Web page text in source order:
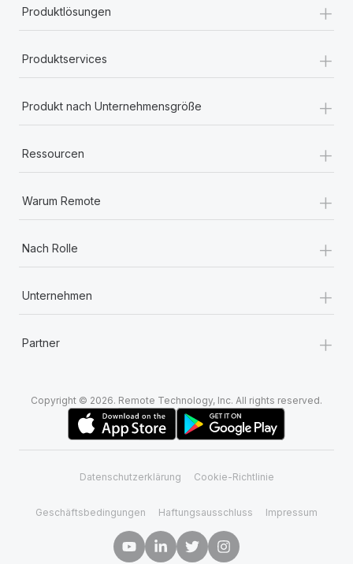
Produktlösungen +
Produktservices +
Produkt nach Unternehmensgröße +
Ressourcen +
Warum Remote +
Nach Rolle +
Unternehmen +
Partner +
Copyright © 2026. Remote Technology, Inc. All rights reserved.
Datenschutzerklärung Cookie-Richtlinie
Geschäftsbedingungen Haftungsausschluss Impressum